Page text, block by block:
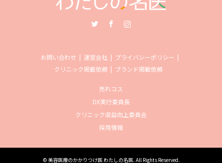
お問い合わせ 運営会社
プライバシーポリシー
クリニック掲載依頼
ブランド掲載依頼
売れコス
DX実行委員長
クリニック収益向上委員会
採用情報
© 美容医療のかかりつけ医 わたしの名医. All Rights Reserved.